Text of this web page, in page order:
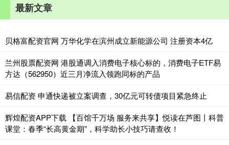
最新文章
贝格富配资官网 万华化学在滨州成立新能源公司 注册资本4亿
兰州股票配资网 港股通调入消费电子核心标的，消费电子ETF易
方达（562950）近三月净流入领跑同标的产品
易信配资 申通快递被立案调查，30亿元可转债项目紧急终止
辉煌配资APP下载 【百馆千万场 服务来共享】悦读在芦图丨科普
课堂：春季“长高黄金期”，科学助长小技巧请查收！